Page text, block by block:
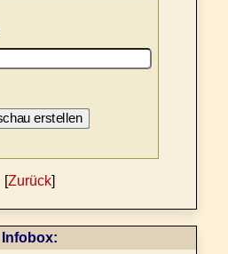
[Zurück]
Infobox: